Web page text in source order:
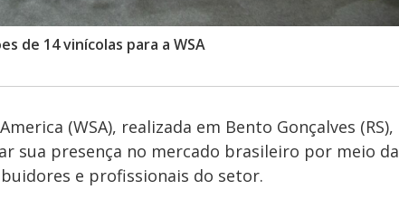
de 14 vinícolas para a WSA
(WSA), realizada em Bento Gonçalves (RS),
sua presença no mercado brasileiro por meio da
e profissionais do setor.